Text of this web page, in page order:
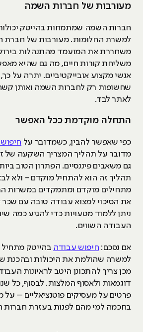
מעורבות של חברות השמה
חברות השמה שמתמחות בהייטק
למשרת החלומות. מעורבות של חברת
משחררת את המועמד מהתנהלות
משליחת קורות חיים, מה גם שהיא
אנשי מקצוע אובייקטיביים. יתרה על
שחשופות רק לחברות השמה ואותן
לאתר לבד.
התחלה מוקדמת ככל האפשר
כפי שאפשר להבין, כשמדובר על
מדובר על תהליך המצריך השקעה של
גם משאבים פיננסיים. הפתרון הטוב
תהליך זה הוא להתחיל מוקדם - ולא
מתחילים מוקדם ומתמקדים במשרות
את הסיכוי למצוא עבודה טובה עם
ניתן ללמוד מטעויות כדי להגיע כמה
העבודה השווים.
אם נסכם: חיפוש עבודה בהייטק
למשרה שהולמת את היכולות ובהכנת
מכן צריך להתכונן היטב לראיונות
דוגמאות ולאסוף המלצות. לבסוף, כל
פרטים על מעסיקים פוטנציאליים – על
בחכמה למי מהם לפנות בעזרת חברות